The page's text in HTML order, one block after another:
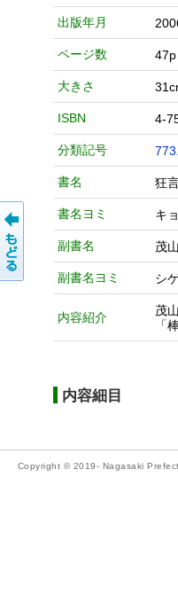
出版年月
ページ数 47p
大きさ
ISBN 4-
分類記号
書名 狂
書名ヨミ キ
副書名 茂
副書名ヨミ シ
内容紹介
茂
「
内容細目
Copyright © 2019- Nagasaki